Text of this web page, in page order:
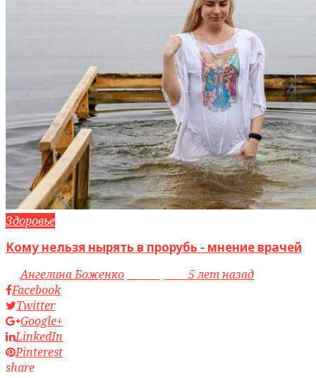
Здоровье
Кому нельзя нырять в прорубь - мнение врачей
byАнгелина Боженко
5 лет назад
Facebook
Twitter
Google+
LinkedIn
Pinterest
share